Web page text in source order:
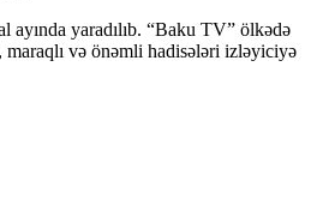
yaradılıb. “Baku TV” ölkədə
maraqlı və önəmli hadisələri izləyiciyə